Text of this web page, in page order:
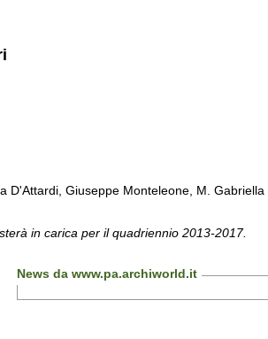
Giuseppe Monteleone, M.
in carica per il quadriennio 2013-2017.
News da www.pa.archiworld.it